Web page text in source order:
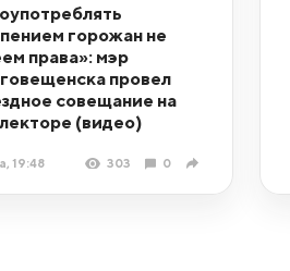
горожан не
права»: мэр
провел
совещание на
(видео)
19:48 303 0